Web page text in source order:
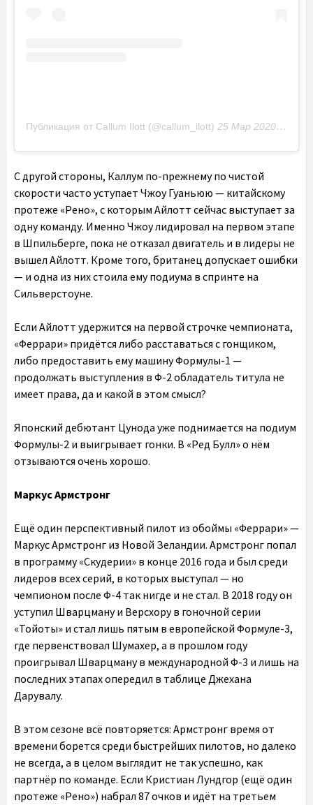
Публикация от Callum Ilott (@callum_ilott) 25 Мар 2020 в 7:17 PDT
С другой стороны, Каллум по-прежнему по чистой
скорости часто уступает Чжоу Гуаньюю — китайскому
протеже «Рено», с которым Айлотт сейчас выступает за
одну команду. Именно Чжоу лидировал на первом этапе
в Шпильберге, пока не отказал двигатель и в лидеры не
вышел Айлотт. Кроме того, британец допускает ошибки
— и одна из них стоила ему подиума в спринте на
Сильверстоуне.
Если Айлотт удержится на первой строчке чемпионата,
«Феррари» придётся либо расставаться с гонщиком,
либо предоставить ему машину Формулы-1 —
продолжать выступления в Ф-2 обладатель титула не
имеет права, да и какой в этом смысл?
Японский дебютант Цунода уже поднимается на подиум
Формулы-2 и выигрывает гонки. В «Ред Булл» о нём
отзываются очень хорошо.
Маркус Армстронг
Ещё один перспективный пилот из обоймы «Феррари» —
Маркус Армстронг из Новой Зеландии. Армстронг попал
в программу «Скудерии» в конце 2016 года и был среди
лидеров всех серий, в которых выступал — но
чемпионом после Ф-4 так нигде и не стал. В 2018 году он
уступил Шварцману и Версхору в гоночной серии
«Тойоты» и стал лишь пятым в европейской Формуле-3,
где первенствовал Шумахер, а в прошлом году
проигрывал Шварцману в международной Ф-3 и лишь на
последних этапах опередил в таблице Джехана
Дарувалу.
В этом сезоне всё повторяется: Армстронг время от
времени борется среди быстрейших пилотов, но далеко
не всегда, а в целом выглядит не так успешно, как
партнёр по команде. Если Кристиан Лундгор (ещё один
протеже «Рено») набрал 87 очков и идёт на третьем